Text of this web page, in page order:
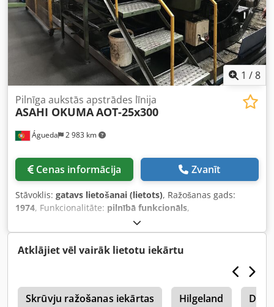
1 /8
Águeda 2 983 km
Pilnīga aukstās apstrādes līnija
ASAHI OKUMAAOT-25x300
Cenas informācija Zvanīt
Stāvoklis: gatavs lietošanai (lietots), Ražošanas gads:
1974, Funkcionalitāte: pilnībā funkcionāls,
iekārtas/transportlīdzekļa numurs:
kalšanas līnija (ietver 3 iekārtas): Vienas matricas, divsoļu
kalšanas prese. Maksimālais stieples griezuma diametrs:
25 mm. Griezuma garums: 300 mm. Kāta garums zem
galvas: 260 mm. Ekstruzijas iekārta. Apgriešanas iekārta.
Dodetqu U Tepfx Aqvekr
Atklājiet vēl vairāk lietotu iekārtu
Skrūvju ražošanas iekārtas Hilgeland